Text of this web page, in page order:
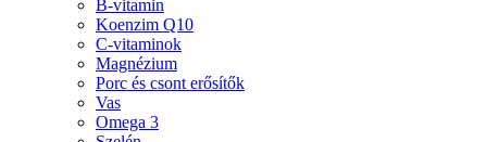
B-vitamin
Koenzim Q10
C-vitaminok
Magnézium
Porc és csont erősítők
Vas
Omega 3